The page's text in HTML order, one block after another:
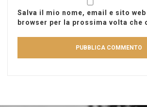
Salva il mio nome, email e sito
browser per la prossima volta che